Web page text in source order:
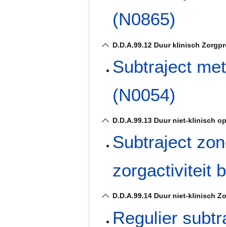
(N0865)
D.D.A.99.12 Duur klinisch
Subtraject
(N0054)
D.D.A.99.13 Duur niet-klinisch
Subtraject
zorgactiviteit
D.D.A.99.14 Duur niet-klinisch
Regulier